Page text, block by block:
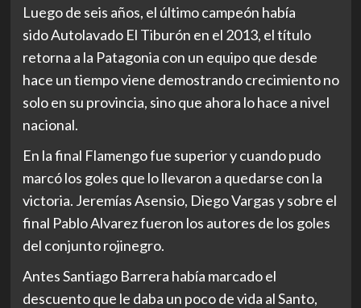
Luego de seis años, el último campeón había
sido Autolavado El Tiburón en el 2013, el título
retorna a la Patagonia con un equipo que desde
hace un tiempo viene demostrando crecimiento no
solo en su provincia, sino que ahora lo hace a nivel
nacional.
En la final Flamengo fue superior y cuando pudo
marcó los goles que lo llevaron a quedarse con la
victoria. Jeremías Asensio, Diego Vargas y sobre el
final Pablo Alvarez fueron los autores de los goles
del conjunto rojinegro.
Antes Santiago Barrera había marcado el
descuento que le daba un poco de vida al Santo,